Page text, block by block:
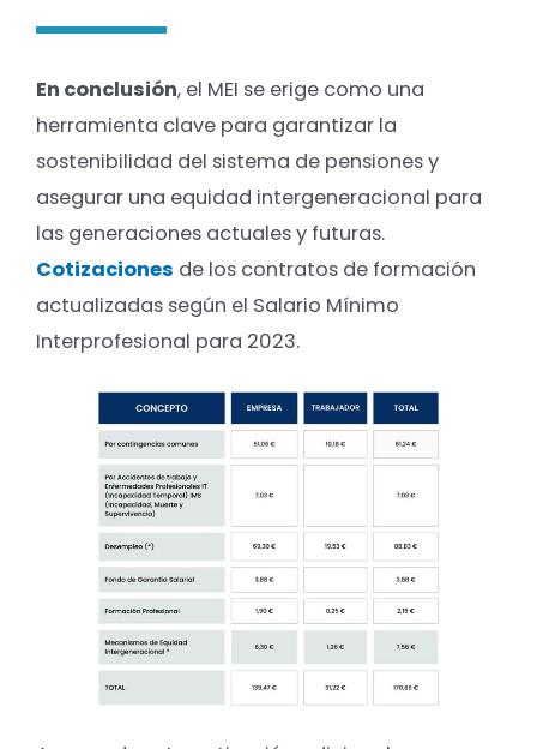
En conclusión, el MEI se erige como una
herramienta clave para garantizar la
sostenibilidad del sistema de pensiones y
asegurar una equidad intergeneracional para
las generaciones actuales y futuras.
Cotizaciones de los contratos de formación
actualizadas según el Salario Mínimo
Interprofesional para 2023.